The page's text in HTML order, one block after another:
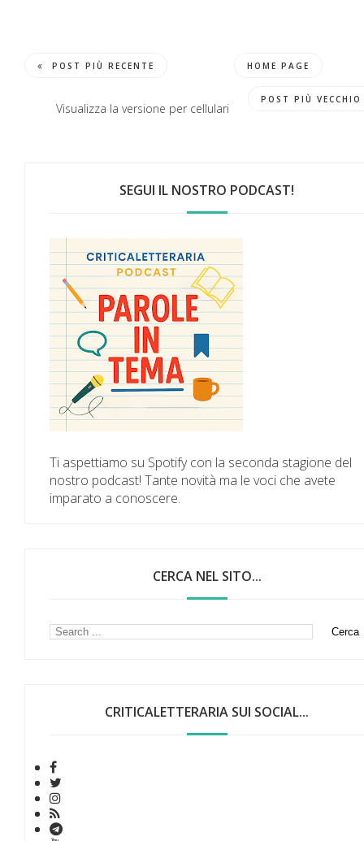
POST PIÙ RECENTE HOME PAGE
POST PIÙ VECCHIO
Visualizza la versione per cellulari
SEGUI IL NOSTRO PODCAST!
Ti aspettiamo su Spotify con la seconda stagione del
nostro podcast! Tante novità ma le voci che avete
imparato a conoscere.
CERCA NEL SITO...
CRITICALETTERARIA SUI SOCIAL...